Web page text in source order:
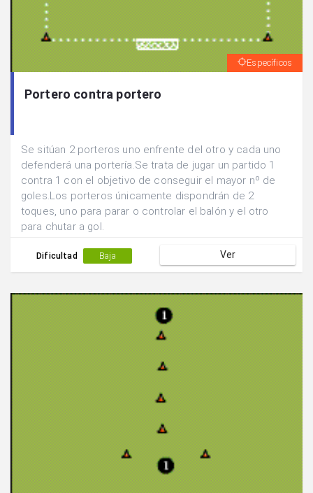
Específicos
Portero contra portero
Se sitúan 2 porteros uno enfrente del otro y cada uno
defenderá una portería.Se trata de jugar un partido 1
contra 1 con el objetivo de conseguir el mayor nº de
goles.Los porteros únicamente dispondrán de 2
toques, uno para parar o controlar el balón y el otro
para chutar a gol.
Dificultad Baja Ver